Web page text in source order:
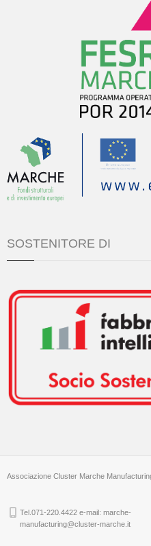
SOSTENITORE DI
Associazione Cluster Marche
Tel.071-220.4422 e-mail: marche-
manufacturing@cluster-marche.it